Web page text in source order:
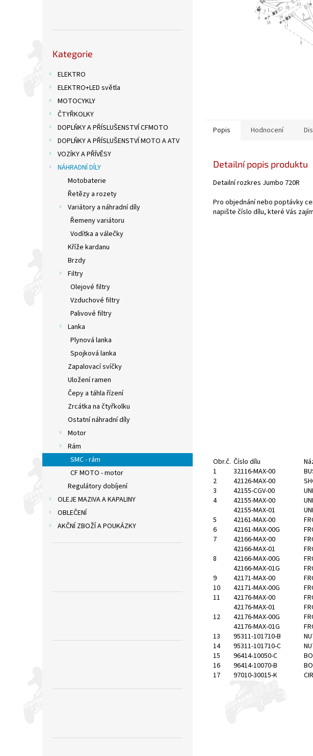
kategorie
Kategorie
ELEKTRO
ELEKTRO+LED světla
MOTOCYKLY
ČTYŘKOLKY
DOPLŇKY A PŘÍSLUŠENSTVÍ CFMOTO
DOPLŇKY A PŘÍSLUŠENSTVÍ MOTO A ATV
VOZÍKY A PŘÍVĚSY
NÁHRADNÍ DÍLY
Motobaterie
Řetězy a rozety
Variátory a náhradní díly
Řemeny variátoru
Vodítka a válečky
Kříže kardanu
Brzdy
Filtry
Olejové filtry
Vzduchové filtry
Palivové filtry
Lanka
Plynová lanka
Spojková lanka
Zapalovací svíčky
Uložení ramen
Čepy a táhla řízení
Zrcátka na čtyřkolku
Ostatní náhradní díly
Motor
Rám
SMC - rám
CF MOTO - motor
Regulátory dobíjení
OLEJE MAZIVA A KAPALINY
OBLEČENÍ
AKČNÍ ZBOŽÍ A POUKÁZKY
Popis Hodnocení
Detailní popis produktu
Detailní rozkres Jumbo 720R
Pro objednání nebo poptávky
napište číslo dílu, které Vás
Obr.č. Číslo dílu
1
32116-MAX-00
2
42126-MAX-00
3
42155-CGV-00
4
42155-MAX-00
42155-MAX-01
5
42161-MAX-00
6
42161-MAX-00G
7
42166-MAX-00
42166-MAX-01
8
42166-MAX-00G
42166-MAX-01G
9
42171-MAX-00
10
42171-MAX-00G
11
42176-MAX-00
42176-MAX-01
12
42176-MAX-00G
42176-MAX-01G
13
95311-101710-B
14
95311-101710-C
15
96414-10050-C
16
96414-10070-B
17
97010-30015-K